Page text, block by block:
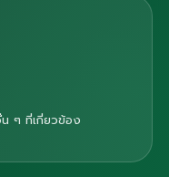
ๆ ที่เกี่ยวข้อง